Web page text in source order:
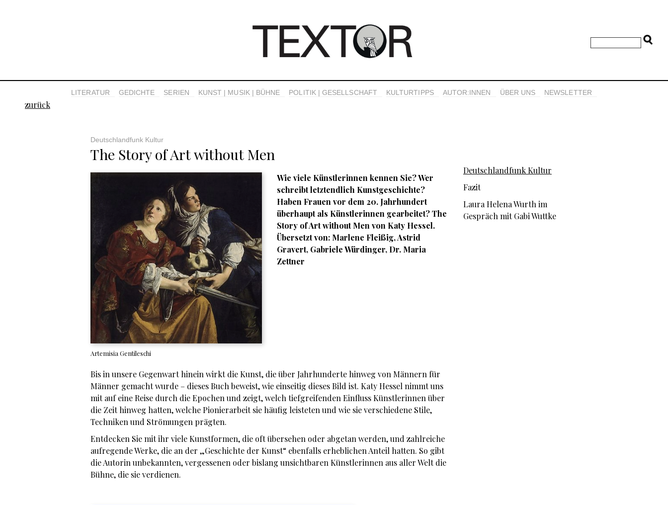
LITERATUR GEDICHTE SERIEN KUNST | MUSIK | BÜHNE POLITIK | GESELLSCHAFT KULTURTIPPS AUTOR:INNEN ÜBER UNS NEWSLETTER
zurück
Deutschlandfunk Kultur
The Story of Art without Men
Artemisia Gentileschi
Wie viele Künstlerinnen kennen Sie? Wer
schreibt letztendlich Kunstgeschichte?
Haben Frauen vor dem 20. Jahrhundert
überhaupt als Künstlerinnen gearbeitet? The
Story of Art without Men von Katy Hessel.
Übersetzt von: Marlene Fleißig, Astrid
Gravert, Gabriele Würdinger, Dr. Maria
Zettner
Bis in unsere Gegenwart hinein wirkt die Kunst, die über Jahrhunderte hinweg von Männern für
Männer gemacht wurde – dieses Buch beweist, wie einseitig dieses Bild ist. Katy Hessel nimmt uns
mit auf eine Reise durch die Epochen und zeigt, welch tiefgreifenden Einfluss Künstlerinnen über
die Zeit hinweg hatten, welche Pionier­arbeit sie häufig leisteten und wie sie verschiedene Stile,
Techniken und Strömungen prägten.
Entdecken Sie mit ihr viele Kunstformen, die oft übersehen oder abgetan werden, und zahlreiche
aufregende Werke, die an der „Geschichte der Kunst“ eben­falls erheblichen Anteil hatten. So gibt
die Autorin unbekannten, ver­gessenen oder bislang unsichtbaren Künstlerinnen aus aller Welt die
Bühne, die sie verdienen.
Deutschlandfunk Kultur
Fazit
Laura Helena Wurth im
Gespräch mit Gabi Wuttke